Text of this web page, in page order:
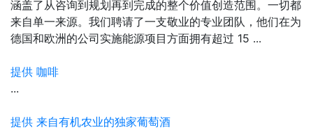
涵盖了从咨询到规划再到完成的整个价值创造范围。一切都
来自单一来源。我们聘请了一支敬业的专业团队，他们在为
德国和欧洲的公司实施能源项目方面拥有超过 15 ...
提供 咖啡
...
提供 来自有机农业的独家葡萄酒